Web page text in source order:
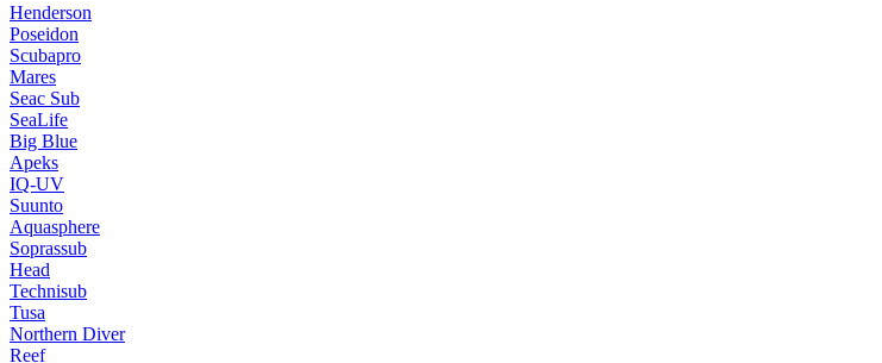
Henderson
Poseidon
Scubapro
Mares
Seac Sub
SeaLife
Big Blue
Apeks
IQ-UV
Suunto
Aquasphere
Soprassub
Head
Technisub
Tusa
Northern Diver
Reef